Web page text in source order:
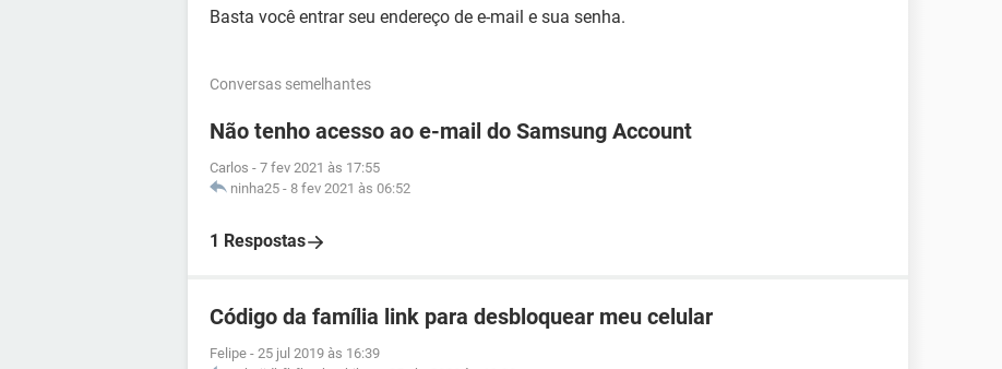
Basta você entrar seu endereço de e-mail e sua senha.
Conversas semelhantes
Não tenho acesso ao e-mail do Samsung Account
Carlos - 7 fev 2021 às 17:55
ninha25 - 8 fev 2021 às 06:52
1 Respostas
Código da família link para desbloquear meu celular
Felipe - 25 jul 2019 às 16:39